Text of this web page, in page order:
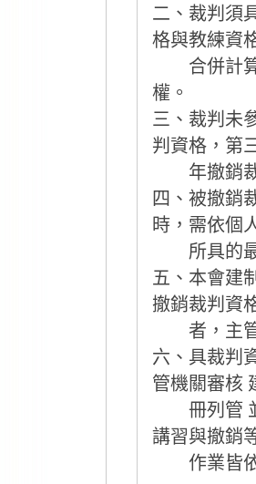
二、裁判須
格與教練資
合併計算
權。
三、裁判未
判資格，第
年撤銷裁
四、被撤銷
時，需依個
所具的最
五、本會建
撤銷裁判資
者，主管
六、具裁判
管機關審核
冊列管 並
講習與撤銷
作業皆依